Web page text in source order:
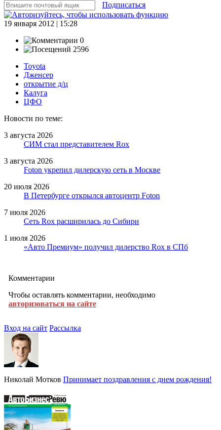
Подписаться
19 января 2012 | 15:28
0
2596
Toyota
Дженсер
открытие д/ц
Калуга
ЦФО
Новости по теме:
3 августа 2026
СИМ стал представителем Rox
3 августа 2026
Foton укрепил дилерскую сеть в Москве
20 июля 2026
В Петербурге открылся автоцентр Foton
7 июля 2026
Сеть Rox расширилась до Сибири
1 июля 2026
«Авто Премиум» получил дилерство Rox в СПб
Комментарии
Чтобы оставлять комментарии, необходимо
авторизоваться на сайте
Вход на сайт Рассылка
Николай Мотков Принимает поздравления с днем рождения!